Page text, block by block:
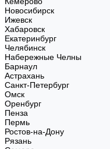
Новосибирск
Ижевск
Хабаровск
Екатеринбург
Челябинск
Набережные Челны
Барнаул
Астрахань
Санкт-Петербург
Омск
Оренбург
Пенза
Пермь
Ростов-на-Дону
Рязань